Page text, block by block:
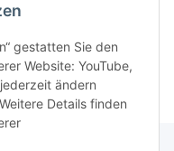
gestatten Sie den
Website: YouTube,
ändern
Details finden